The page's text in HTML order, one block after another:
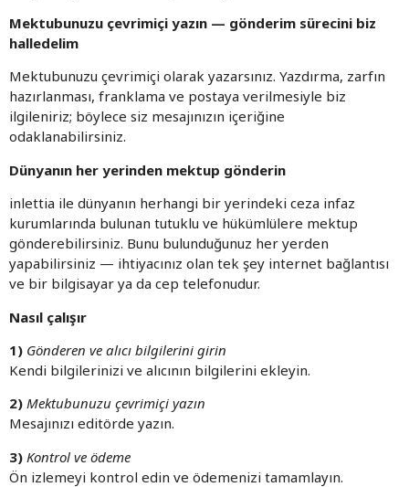
Mektubunuzu çevrimiçi yazın — gönderim sürecini biz
halledelim
Mektubunuzu çevrimiçi olarak yazarsınız. Yazdırma, zarfın
hazırlanması, franklama ve postaya verilmesiyle biz
ilgileniriz; böylece siz mesajınızın içeriğine
odaklanabilirsiniz.
Dünyanın her yerinden mektup gönderin
inlettia ile dünyanın herhangi bir yerindeki ceza infaz
kurumlarında bulunan tutuklu ve hükümlülere mektup
gönderebilirsiniz. Bunu bulunduğunuz her yerden
yapabilirsiniz — ihtiyacınız olan tek şey internet bağlantısı
ve bir bilgisayar ya da cep telefonudur.
Nasıl çalışır
1) Gönderen ve alıcı bilgilerini girin
Kendi bilgilerinizi ve alıcının bilgilerini ekleyin.
2) Mektubunuzu çevrimiçi yazın
Mesajınızı editörde yazın.
3) Kontrol ve ödeme
Ön izlemeyi kontrol edin ve ödemenizi tamamlayın.